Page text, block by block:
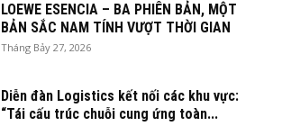
LOEWE ESENCIA – BA PHIÊN BẢN, MỘT
BẢN SẮC NAM TÍNH VƯỢT THỜI GIAN
Tháng Bảy 27, 2026
Diễn đàn Logistics kết nối các khu vực:
“Tái cấu trúc chuỗi cung ứng toàn...